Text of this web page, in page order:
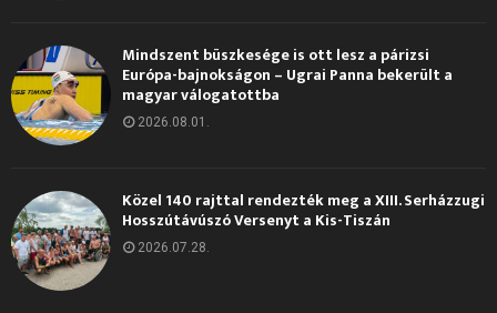
Mindszent büszkesége is ott lesz a párizsi
Európa-bajnokságon – Ugrai Panna bekerült a
magyar válogatottba
2026.08.01.
Közel 140 rajttal rendezték meg a XIII. Serházzugi
Hosszútávúszó Versenyt a Kis-Tiszán
2026.07.28.